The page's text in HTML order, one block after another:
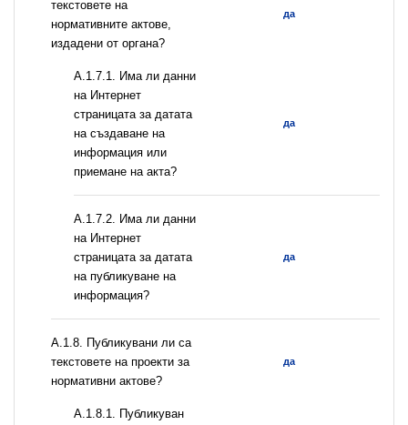
текстовете на
нормативните актове,
издадени от органа?
да
A.1.7.1. Има ли данни
на Интернет
страницата за датата
на създаване на
информация или
приемане на акта?
да
A.1.7.2. Има ли данни
на Интернет
страницата за датата
на публикуване на
информация?
да
А.1.8. Публикувани ли са
текстовете на проекти за
нормативни актове?
да
А.1.8.1. Публикуван